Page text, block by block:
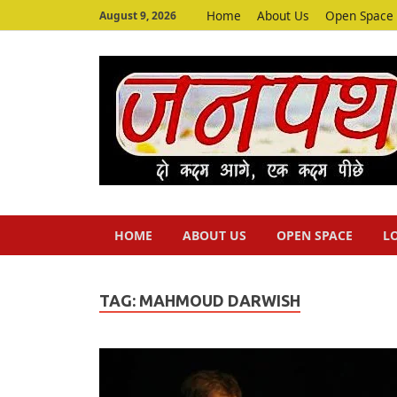
August 9, 2026 Home About Us Open Space
HOME ABOUT US OPEN SPACE
TAG: MAHMOUD DARWISH